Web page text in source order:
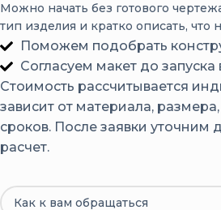
Можно начать без готового
тип изделия и кратко описать, что
Поможем подобрать
Согласуем макет до запуска
Стоимость рассчитывается
зависит от материала,
сроков. После заявки уточним
расчет.